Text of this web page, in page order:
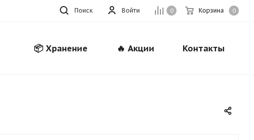
0 Корзина 0
Войти
Поиск
📦 Хранение 🔥 Акции Контакты